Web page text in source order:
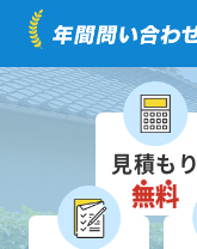
見積もり
無料